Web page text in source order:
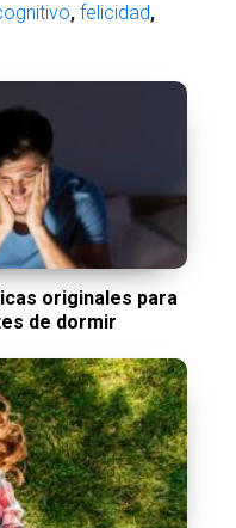
,felicidad,
originales para
de dormir